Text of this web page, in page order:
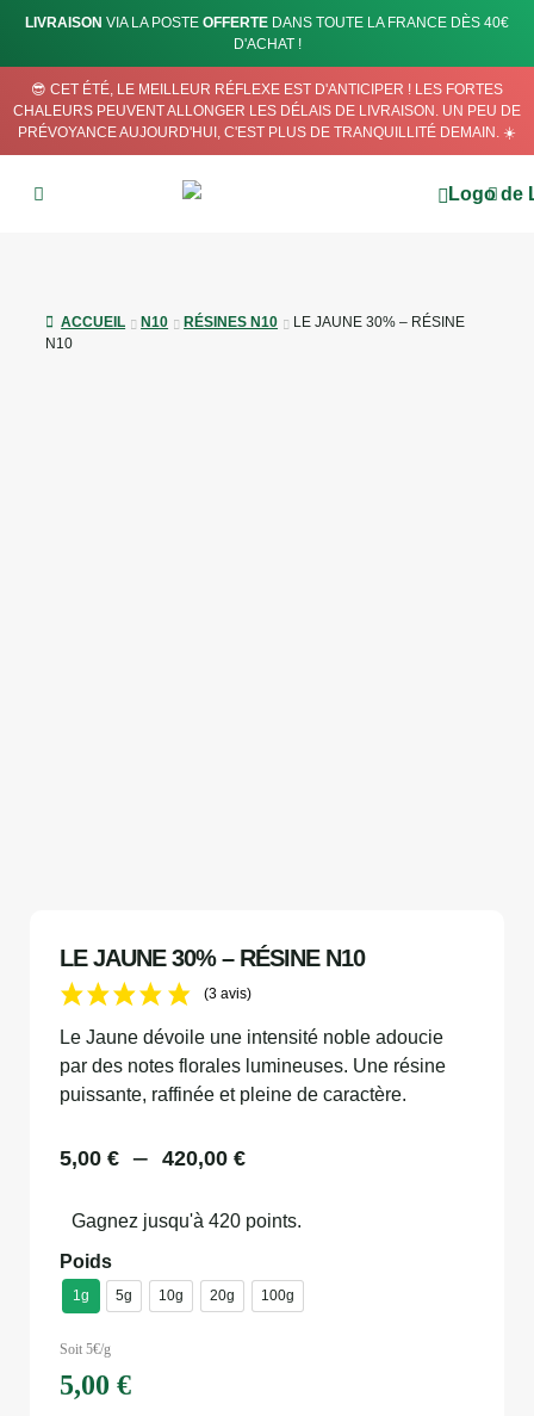
LIVRAISON VIA LA POSTE OFFERTE DANS TOUTE LA FRANCE DÈS 40€
D'ACHAT !
😎 CET ÉTÉ, LE MEILLEUR RÉFLEXE EST D'ANTICIPER ! LES FORTES
CHALEURS PEUVENT ALLONGER LES DÉLAIS DE LIVRAISON. UN PEU DE
PRÉVOYANCE AUJOURD'HUI, C'EST PLUS DE TRANQUILLITÉ DEMAIN. ☀️
ACCUEIL N10 RÉSINES N10
LE JAUNE 30% – RÉSINE
N10
LE JAUNE 30% – RÉSINE N10
(3 avis)
Le Jaune dévoile une intensité noble adoucie
par des notes florales lumineuses. Une résine
puissante, raffinée et pleine de caractère.
5,00 € – 420,00 €
Gagnez jusqu'à 420 points.
Poids
1g 5g 10g 20g 100g
Soit 5€/g
5,00 €